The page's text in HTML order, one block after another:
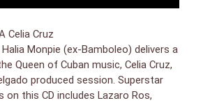
Celia Cruz
Monpie (ex-Bamboleo) delivers a
Queen of Cuban music, Celia Cruz,
produced session. Superstar
on this CD includes Lazaro Ros,